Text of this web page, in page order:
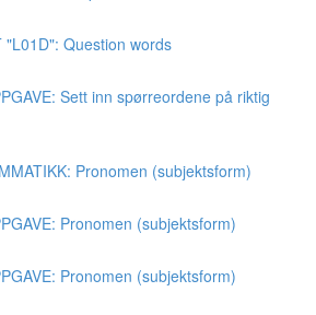
"L01D": Question words
Sett inn spørreordene på riktig
Pronomen (subjektsform)
Pronomen (subjektsform)
Pronomen (subjektsform)